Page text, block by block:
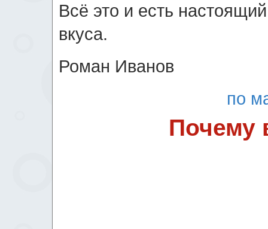
Всё это и есть
вкуса.
Роман Иванов
по
Почему